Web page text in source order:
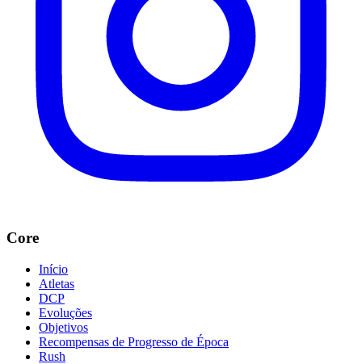
Core
Início
Atletas
DCP
Evoluções
Objetivos
Recompensas de Progresso de Época
Rush